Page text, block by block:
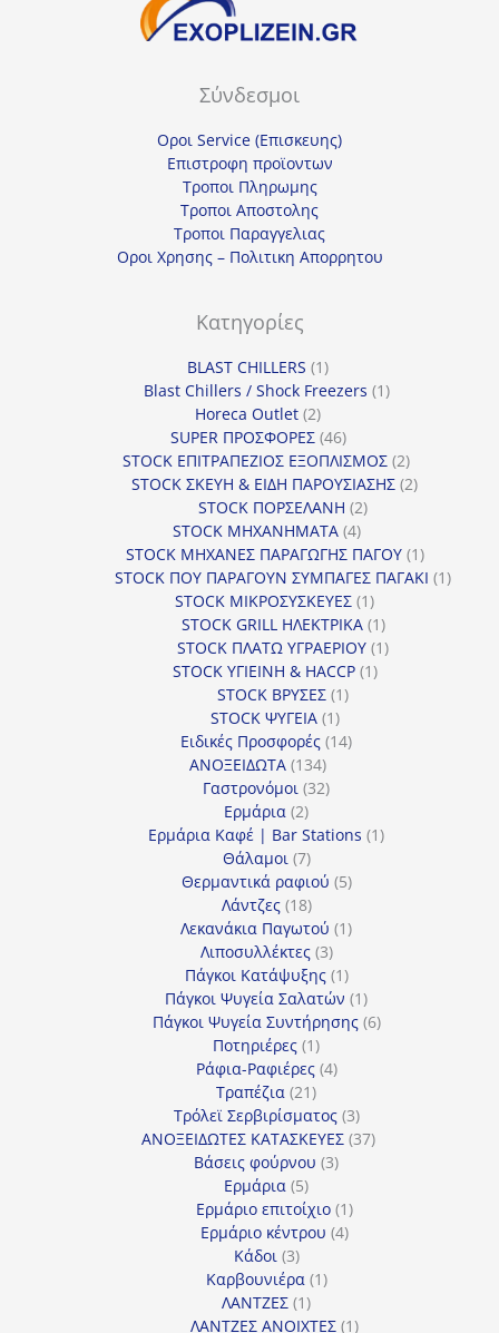
Σύνδεσμοι
Οροι Service (Επισκευης)
Επιστροφη προϊοντων
Τροποι Πληρωμης
Τροποι Αποστολης
Τροποι Παραγγελιας
Οροι Χρησης – Πολιτικη Απορρητου
Κατηγορίες
BLAST CHILLERS 11
προϊόν
Blast Chillers / Shock Freezers 11
Horeca Outlet 22
προϊόντα
SUPER ΠΡΟΣΦΟΡΕΣ 4646
προϊόντα
STOCK ΕΠΙΤΡΑΠΕΖΙΟΣ ΕΞΟΠΛΙΣΜΟΣ 22
προϊόντα
STOCK ΣΚΕΥΗ & ΕΙΔΗ ΠΑΡΟΥΣΙΑΣΗΣ 22
STOCK ΠΟΡΣΕΛΑΝΗ 22
STOCK ΜΗΧΑΝΗΜΑΤΑ 44
προϊόντα
STOCK ΜΗΧΑΝΕΣ ΠΑΡΑΓΩΓΗΣ ΠΑΓΟΥ 11
προϊόν
STOCK ΠΟΥ ΠΑΡΑΓΟΥΝ ΣΥΜΠΑΓΕΣ ΠΑΓΑΚΙ 11
STOCK ΜΙΚΡΟΣΥΣΚΕΥΕΣ 11
προϊόν
STOCK GRILL ΗΛΕΚΤΡΙΚΑ 11
προϊόν
STOCK ΠΛΑΤΩ ΥΓΡΑΕΡΙΟΥ 11
STOCK ΥΓΙΕΙΝΗ & HACCP 11
STOCK ΒΡΥΣΕΣ 11
STOCK ΨΥΓΕΙΑ 11
προϊόν
Ειδικές Προσφορές 1414
ΑΝΟΞΕΙΔΩΤΑ 134134
προϊόντα
Γαστρονόμοι 3232
Ερμάρια 22
προϊόντα
Ερμάρια Καφέ | Bar Stations 11
Θάλαμοι 77
προϊόντα
Θερμαντικά ραφιού 55
Λάντζες 1818
προϊόντα
Λεκανάκια Παγωτού 11
Λιποσυλλέκτες 33
προϊόντα
Πάγκοι Κατάψυξης 11
προϊόν
Πάγκοι Ψυγεία Σαλατών 11
προϊόν
Πάγκοι Ψυγεία Συντήρησης 66
Ποτηριέρες 11
προϊόν
Ράφια-Ραφιέρες 44
Τραπέζια 2121
προϊόντα
Τρόλεϊ Σερβιρίσματος 33
προϊόντα
ΑΝΟΞΕΙΔΩΤΕΣ ΚΑΤΑΣΚΕΥΕΣ 3737
Βάσεις φούρνου 33
Ερμάρια 55
προϊόντα
Ερμάριο επιτοίχιο 11
προϊόν
Ερμάριο κέντρου 44
Κάδοι 33
προϊόντα
Καρβουνιέρα 11
ΛΑΝΤΖΕΣ 11
προϊόν
ΛΑΝΤΖΕΣ ΑΝΟΙΧΤΕΣ 11